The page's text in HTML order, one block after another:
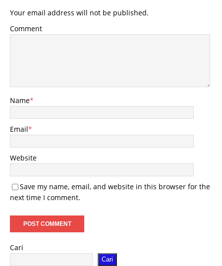
Your email address will not be published.
Comment
Name*
Email*
Website
Save my name, email, and website in this browser for the
next time I comment.
Cari
Cari